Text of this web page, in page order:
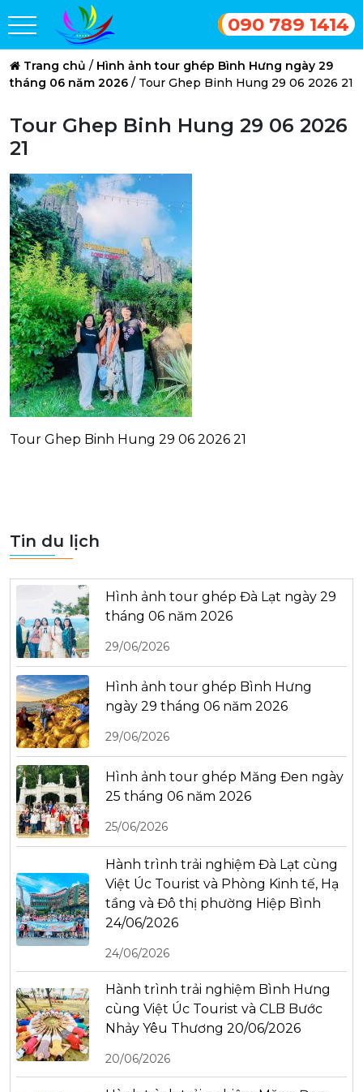
090 789 1414
Trang chủ / Hình ảnh tour ghép Bình Hưng ngày 29
tháng 06 năm 2026 / Tour Ghep Binh Hung 29 06 2026 21
Tour Ghep Binh Hung 29 06 2026
21
Tour Ghep Binh Hung 29 06 2026 21
Tin du lịch
Hình ảnh tour ghép Đà Lạt ngày 29
tháng 06 năm 2026
29/06/2026
Hình ảnh tour ghép Bình Hưng
ngày 29 tháng 06 năm 2026
29/06/2026
Hình ảnh tour ghép Măng Đen ngày
25 tháng 06 năm 2026
25/06/2026
Hành trình trải nghiệm Đà Lạt cùng
Việt Úc Tourist và Phòng Kinh tế, Hạ
tầng và Đô thị phường Hiệp Bình
24/06/2026
24/06/2026
Hành trình trải nghiệm Bình Hưng
cùng Việt Úc Tourist và CLB Bước
Nhảy Yêu Thương 20/06/2026
20/06/2026